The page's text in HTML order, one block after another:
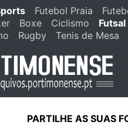
Futebol Praia
Boxe Ciclismo Futsal
Rugby Tenis de Mesa
PARTILHE AS SUAS